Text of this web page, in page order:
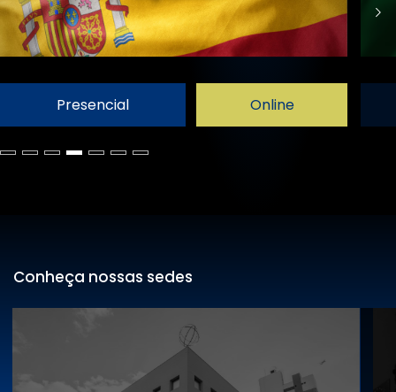
Presencial Online
Conheça nossas sedes